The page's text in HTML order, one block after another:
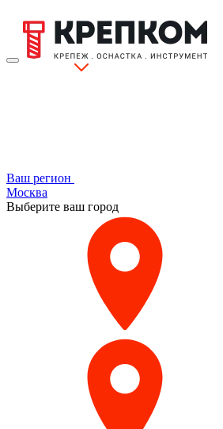
Ваш регион
Москва
Выберите ваш город